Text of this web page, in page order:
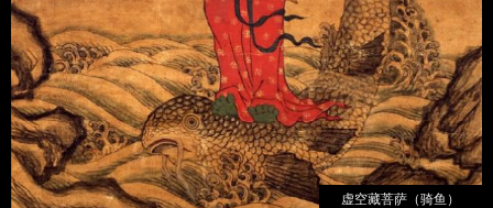
虚空藏菩萨（骑鱼）